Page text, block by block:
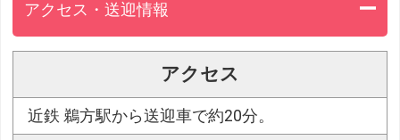
アクセス・送迎情報
アクセス
近鉄 鵜方駅から送迎車で約20分。